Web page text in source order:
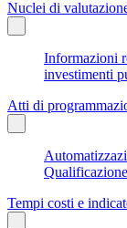
Nuclei di
Informazioni
investimenti
Atti di
Tempi costi e